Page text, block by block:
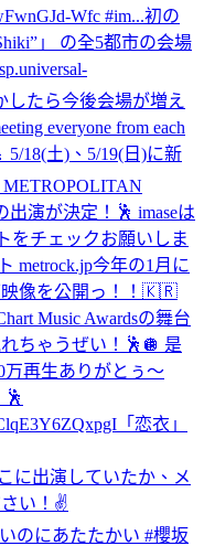
Wfc #im...初の
」 の全5都市の会場
したら今後会場が増え
everyone from each
18(土)、5/19(日)に新
出演が決定！🕺 imaseは
をチェックお願いしま
metrock.jp今年の1月に
映像を公開っ！！🇰🇷
Music Awardsの舞台
ちゃうぜい！🕺🪩 是
万再生ありがとぅ〜
「恋衣」
に出演していたか、メ
い！✌️
のにあたたかい #櫻坂